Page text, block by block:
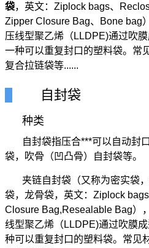
袋，英文：Ziplock bags、
Zipper Closure Bag、Bone bag
压线型聚乙烯（LLDPE)通过吹
一种可以重复封口的塑料袋。常
复合拉链袋等......
自封袋
种类
自封袋指压合***可以自动封
袋，吹骨（凹凸骨）自封袋等。
夹链自封袋（又称为密实袋
袋，龙骨袋，英文：Ziplock
Closure Bag,Resealable Bag）
线型聚乙烯（LLDPE)通过吹膜
种可以重复封口的塑料袋。常见